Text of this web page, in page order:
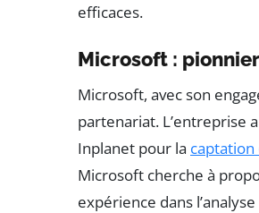
efficaces.
Microsoft :
Microsoft, avec son
partenariat. L’entreprise
Inplanet pour la captation
Microsoft cherche à
expérience dans